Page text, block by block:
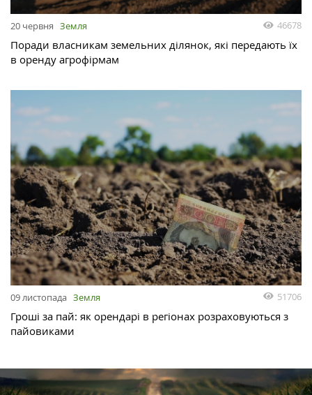
20 червня Земля 46678
Поради власникам земельних ділянок, які передають їх
в оренду агрофірмам
09 листопада Земля 51706
Гроші за пай: як орендарі в регіонах розраховуються з
пайовиками